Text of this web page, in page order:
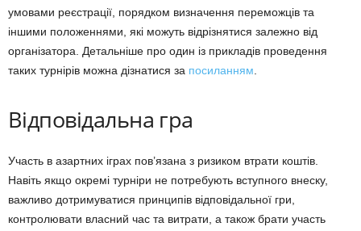
умовами реєстрації, порядком визначення переможців та
іншими положеннями, які можуть відрізнятися залежно від
організатора. Детальніше про один із прикладів проведення
таких турнірів можна дізнатися за посиланням
Відповідальна гра
Участь в азартних іграх пов’язана з ризиком втрати коштів.
Навіть якщо окремі турніри не потребують вступного внеску,
важливо дотримуватися принципів відповідальної гри,
контролювати власний час та витрати, а також брати участь